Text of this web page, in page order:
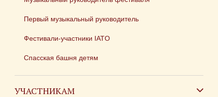
Первый музыкальный руководитель
Фестивали-участники IATO
Спасская башня детям
УЧАСТНИКАМ